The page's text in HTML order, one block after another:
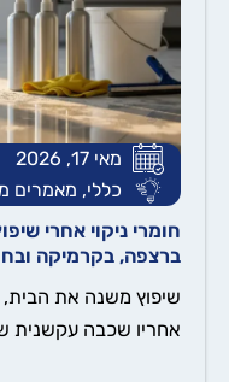
מאי 17, 2026
כללי,מאמרים
חומרי ניקוי אחרי
ברצפה, בקרמיקה
שיפוץ משנה את
אחריו שכבה עקשנית